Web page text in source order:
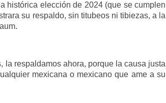
histórica elección de 2024 (que se cumplen
su respaldo, sin titubeos ni tibiezas, a la
la respaldamos ahora, porque la causa justa
mexicana o mexicano que ame a su